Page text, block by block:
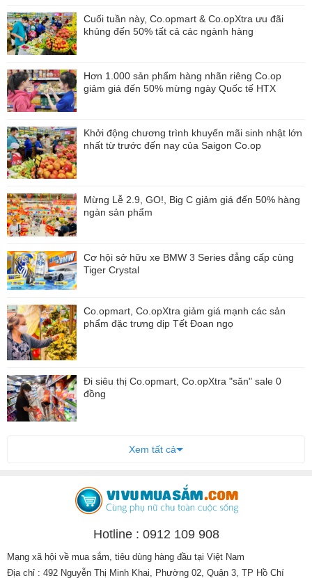
Cuối tuần này, Co.opmart & Co.opXtra ưu đãi
khủng đến 50% tất cả các ngành hàng
Hơn 1.000 sản phẩm hàng nhãn riêng Co.op
giảm giá đến 50% mừng ngày Quốc tế HTX
Khởi động chương trình khuyến mãi sinh nhật lớn
nhất từ trước đến nay của Saigon Co.op
Mừng Lễ 2.9, GO!, Big C giảm giá đến 50% hàng
ngàn sản phẩm
Cơ hội sở hữu xe BMW 3 Series đẳng cấp cùng
Tiger Crystal
Co.opmart, Co.opXtra giảm giá mạnh các sản
phẩm đặc trưng dịp Tết Đoan ngọ
Đi siêu thị Co.opmart, Co.opXtra "săn" sale 0
đồng
Xem tất cả
Hotline : 0912 109 908
Mạng xã hội về mua sắm, tiêu dùng hàng đầu tại Việt Nam
Địa chỉ : 492 Nguyễn Thị Minh Khai, Phường 02, Quận 3, TP Hồ Chí